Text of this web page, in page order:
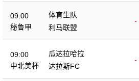
09:00
秘鲁甲
体育生队
-
利马联盟
09:00
中北美杯
瓜达拉哈拉
-
达拉斯FC